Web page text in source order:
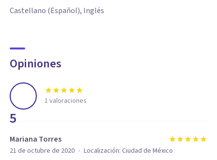
Castellano (Español), Inglés
Opiniones
5
1 valoraciones
Mariana Torres
21 de octubre de 2020 · Localización: Ciudad de México